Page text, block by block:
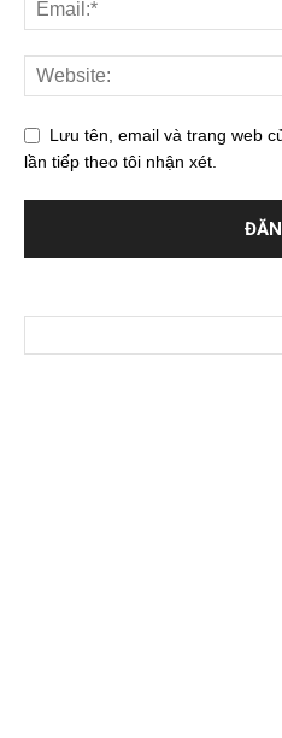
Lưu tên, email và trang web
lần tiếp theo tôi nhận xét.